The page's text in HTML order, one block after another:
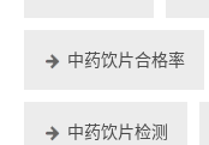
中药饮片合格率
中药饮片检测